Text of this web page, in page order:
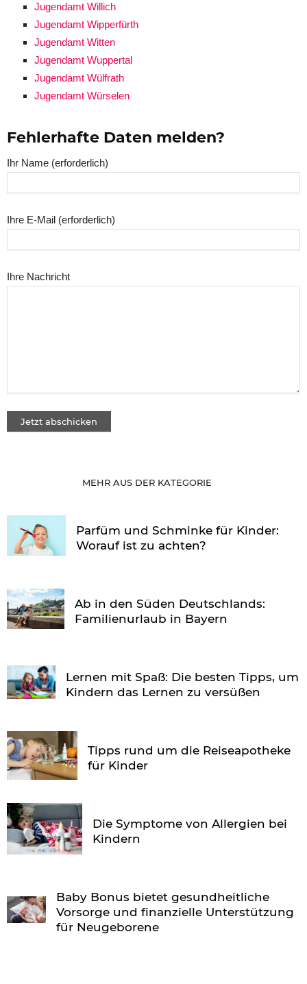
Jugendamt Willich
Jugendamt Wipperfürth
Jugendamt Witten
Jugendamt Wuppertal
Jugendamt Wülfrath
Jugendamt Würselen
Fehlerhafte Daten melden?
Ihr Name (erforderlich)
Ihre E-Mail (erforderlich)
Ihre Nachricht
MEHR AUS DER KATEGORIE
Parfüm und Schminke für Kinder:
Worauf ist zu achten?
Ab in den Süden Deutschlands:
Familienurlaub in Bayern
Lernen mit Spaß: Die besten Tipps, um
Kindern das Lernen zu versüßen
Tipps rund um die Reiseapotheke
für Kinder
Die Symptome von Allergien bei
Kindern
Baby Bonus bietet gesundheitliche
Vorsorge und finanzielle Unterstützung
für Neugeborene